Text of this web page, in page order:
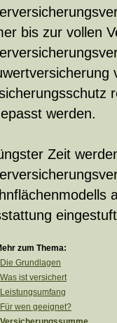
bis zur vollen
werden.
Zeit
zum Thema:
Die Grundlagen
Was ist versichert
Leistungsumfang
Für wen geeignet?